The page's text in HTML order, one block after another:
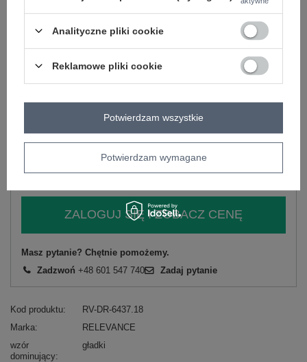
+
L 2016103020584 +
Zobacz wszystkie kolory (+3)
ZALOGUJ SIĘ I ZOBACZ CENĘ
Masz pytanie? Chętnie pomożemy.
Zadzwoń +48 601 547 740 Zadaj pytanie
Kod produktu
RV-DR-6437.18
Marka
RELEVANCE
wzór
dominujący
gładki
Analityczne pliki cookie
Reklamowe pliki cookie
Potwierdzam wymagane
Potwierdzam wszystkie